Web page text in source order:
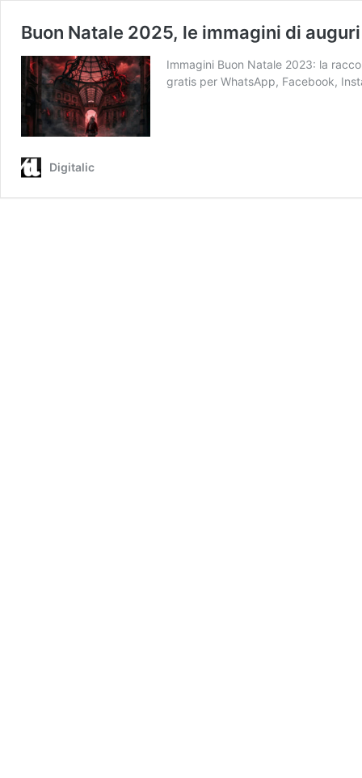
Buon Natale 2025, le immagini di
Immagini Buon Natale 2023: la
gratis per WhatsApp, Facebook,
Digitalic